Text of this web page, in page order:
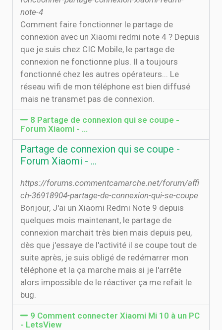
note-4
Comment faire fonctionner le partage de
connexion avec un Xiaomi redmi note 4 ? Depuis
que je suis chez CIC Mobile, le partage de
connexion ne fonctionne plus. Il a toujours
fonctionné chez les autres opérateurs... Le
réseau wifi de mon téléphone est bien diffusé
mais ne transmet pas de connexion.
8 Partage de connexion qui se coupe -
Forum Xiaomi - …
Partage de connexion qui se coupe -
Forum Xiaomi - …
https://forums.commentcamarche.net/forum/affi
ch-36918904-partage-de-connexion-qui-se-coupe
Bonjour, J'ai un Xiaomi Redmi Note 9 depuis
quelques mois maintenant, le partage de
connexion marchait très bien mais depuis peu,
dès que j'essaye de l'activité il se coupe tout de
suite après, je suis obligé de redémarrer mon
téléphone et la ça marche mais si je l'arrête
alors impossible de le réactiver ça me refait le
bug.
9 Comment connecter Xiaomi Mi 10 à un PC
- LetsView